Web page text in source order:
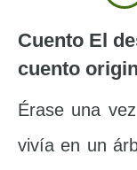
Cuento El
cuento
Érase una
vivía en un